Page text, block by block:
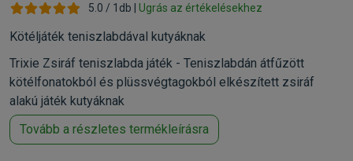
5.0 / 1db | Ugrás az értékelésekhez
Kötéljáték teniszlabdával kutyáknak
Trixie Zsiráf teniszlabda játék - Teniszlabdán átfűzött
kötélfonatokból és plüssvégtagokból elkészített zsiráf
alakú játék kutyáknak
Tovább a részletes termékleírásra